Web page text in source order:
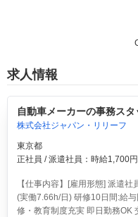
求人情報
自動車メーカーの事務スタ
株式会社ジャパン・リリーフ
東京都
正社員 / 派遣社員：時給1,700円
【仕事内容】[雇用形態] 派遣
(実働7.66h/日) 研修10日間:給
修・教育制度充実 即日勤務OK